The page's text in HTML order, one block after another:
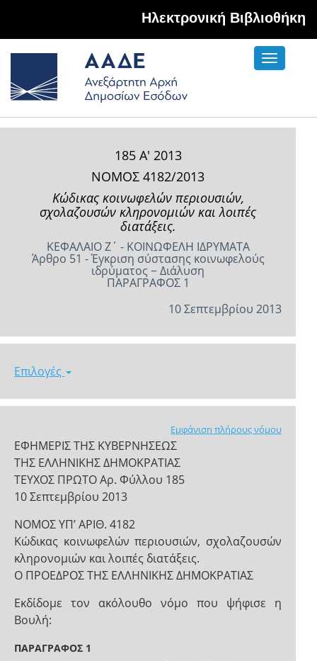
Hλεκτρονική Βιβλιοθήκη
Toggle
185 Α' 2013
ΝΟΜΟΣ 4182/2013
Κώδικας κοινωφελών περιουσιών,
σχολαζουσών κληρονομιών και λοιπές
διατάξεις.
ΚΕΦΑΛΑΙΟ Ζ΄ - ΚΟΙΝΩΦΕΛΗ ΙΔΡΥΜΑΤΑ
Άρθρο 51 - Έγκριση σύστασης κοινωφελούς
ιδρύματος − Διάλυση
ΠΑΡΑΓΡΑΦΟΣ 1
10 Σεπτεμβρίου 2013
Επιλογές
Εμφάνιση πλήρους νόμου
ΕΦΗΜΕΡΙΣ ΤΗΣ ΚΥΒΕΡΝΗΣΕΩΣ
ΤΗΣ ΕΛΛΗΝΙΚΗΣ ΔΗΜΟΚΡΑΤΙΑΣ
ΤΕΥΧΟΣ ΠΡΩΤΟ Αρ. Φύλλου 185
10 Σεπτεμβρίου 2013
ΝΟΜΟΣ ΥΠ’ ΑΡΙΘ. 4182
Κώδικας κοινωφελών περιουσιών, σχολαζουσών
κληρονομιών και λοιπές διατάξεις.
Ο ΠΡΟΕΔΡΟΣ ΤΗΣ ΕΛΛΗΝΙΚΗΣ ΔΗΜΟΚΡΑΤΙΑΣ
Εκδίδομε τον ακόλουθο νόμο που ψήφισε η
Βουλή:
ΠΑΡΑΓΡΑΦΟΣ 1